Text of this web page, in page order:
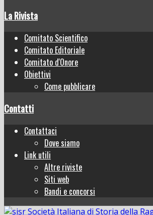
La Rivista
Comitato Scientifico
Comitato Editoriale
Comitato d'Onore
Obiettivi
Come pubblicare
Contatti
Contattaci
Dove siamo
Link utili
Altre riviste
Siti web
Bandi e concorsi